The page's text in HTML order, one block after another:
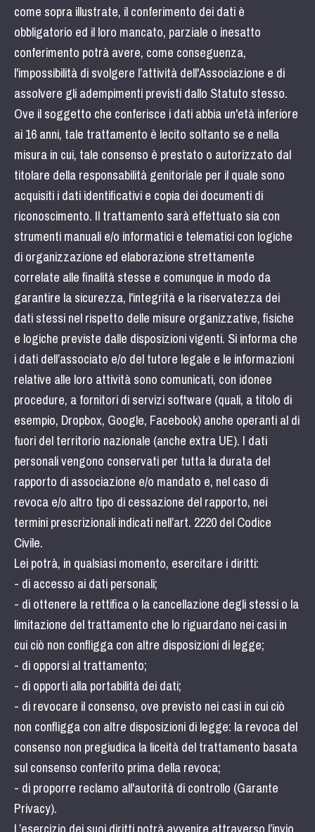
come sopra illustrate, il conferimento dei dati è
obbligatorio ed il loro mancato, parziale o inesatto
conferimento potrà avere, come conseguenza,
l'impossibilità di svolgere l’attività dell'Associazione e di
assolvere gli adempimenti previsti dallo Statuto stesso.
Ove il soggetto che conferisce i dati abbia un'età inferiore
ai 16 anni, tale trattamento è lecito soltanto se e nella
misura in cui, tale consenso è prestato o autorizzato dal
titolare della responsabilità genitoriale per il quale sono
acquisiti i dati identificativi e copia dei documenti di
riconoscimento. Il trattamento sarà effettuato sia con
strumenti manuali e/o informatici e telematici con logiche
di organizzazione ed elaborazione strettamente
correlate alle finalità stesse e comunque in modo da
garantire la sicurezza, l'integrità e la riservatezza dei
dati stessi nel rispetto delle misure organizzative, fisiche
e logiche previste dalle disposizioni vigenti. Si informa che
i dati dell’associato e/o del tutore legale e le informazioni
relative alle loro attività sono comunicati, con idonee
procedure, a fornitori di servizi software (quali, a titolo di
esempio, Dropbox, Google, Facebook) anche operanti al di
fuori del territorio nazionale (anche extra UE). I dati
personali vengono conservati per tutta la durata del
rapporto di associazione e/o mandato e, nel caso di
revoca e/o altro tipo di cessazione del rapporto, nei
termini prescrizionali indicati nell’art. 2220 del Codice
Civile.
Lei potrà, in qualsiasi momento, esercitare i diritti:
- di accesso ai dati personali;
- di ottenere la rettifica o la cancellazione degli stessi o la
limitazione del trattamento che lo riguardano nei casi in
cui ciò non confligga con altre disposizioni di legge;
- di opporsi al trattamento;
- di opporti alla portabilità dei dati;
- di revocare il consenso, ove previsto nei casi in cui ciò
non confligga con altre disposizioni di legge: la revoca del
consenso non pregiudica la liceità del trattamento basata
sul consenso conferito prima della revoca;
- di proporre reclamo all'autorità di controllo (Garante
Privacy).